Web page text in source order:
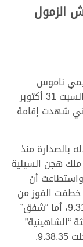
الزمول
ناموس
الشوط الرئيسي للحيل مفتوح، صباح اليوم السبت 31 أكتوبر
شهدت إقامة
بالصدارة منذ
هجن السيلية
واستطاعت أن
خطفت الفوز من
مسافة الـ 6 كيلومترات في زمن وقدره 9.31.33، أما “شفق”
جاءت ثالثة “الشاهينية”